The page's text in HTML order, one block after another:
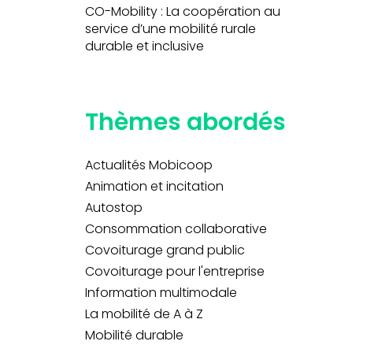
CO-Mobility : La coopération au
service d’une mobilité rurale
durable et inclusive
Thèmes abordés
Actualités Mobicoop
Animation et incitation
Autostop
Consommation collaborative
Covoiturage grand public
Covoiturage pour l'entreprise
Information multimodale
La mobilité de A à Z
Mobilité durable